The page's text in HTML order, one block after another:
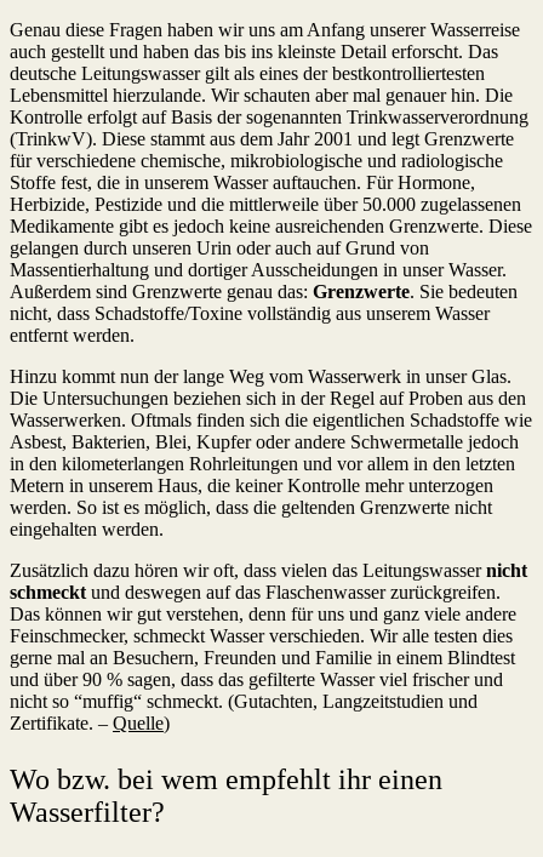
Genau diese Fragen haben wir uns am Anfang unserer Wasserreise
auch gestellt und haben das bis ins kleinste Detail erforscht. Das
deutsche Leitungswasser gilt als eines der bestkontrolliertesten
Lebensmittel hierzulande. Wir schauten aber mal genauer hin. Die
Kontrolle erfolgt auf Basis der sogenannten Trinkwasserverordnung
(TrinkwV). Diese stammt aus dem Jahr 2001 und legt Grenzwerte
für verschiedene chemische, mikrobiologische und radiologische
Stoffe fest, die in unserem Wasser auftauchen. Für Hormone,
Herbizide, Pestizide und die mittlerweile über 50.000 zugelassenen
Medikamente gibt es jedoch keine ausreichenden Grenzwerte. Diese
gelangen durch unseren Urin oder auch auf Grund von
Massentierhaltung und dortiger Ausscheidungen in unser Wasser.
Außerdem sind Grenzwerte genau das: Grenzwerte. Sie bedeuten
nicht, dass Schadstoffe/Toxine vollständig aus unserem Wasser
entfernt werden.
Hinzu kommt nun der lange Weg vom Wasserwerk in unser Glas.
Die Untersuchungen beziehen sich in der Regel auf Proben aus den
Wasserwerken. Oftmals finden sich die eigentlichen Schadstoffe wie
Asbest, Bakterien, Blei, Kupfer oder andere Schwermetalle jedoch
in den kilometerlangen Rohrleitungen und vor allem in den letzten
Metern in unserem Haus, die keiner Kontrolle mehr unterzogen
werden. So ist es möglich, dass die geltenden Grenzwerte nicht
eingehalten werden.
Zusätzlich dazu hören wir oft, dass vielen das Leitungswassernicht
schmeckt und deswegen auf das Flaschenwasser zurückgreifen.
Das können wir gut verstehen, denn für uns und ganz viele andere
Feinschmecker, schmeckt Wasser verschieden. Wir alle testen dies
gerne mal an Besuchern, Freunden und Familie in einem Blindtest
und über 90 % sagen, dass das gefilterte Wasser viel frischer und
nicht so “muffig“ schmeckt. (Gutachten, Langzeitstudien und
Zertifikate. – Quelle)
Wo bzw. bei wem empfehlt ihr einen
Wasserfilter?